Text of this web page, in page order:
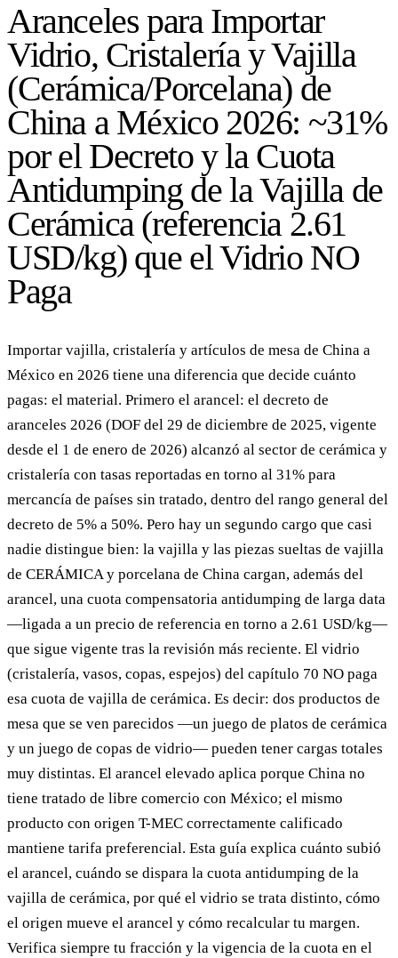
Aranceles para Importar
Vidrio, Cristalería y Vajilla
(Cerámica/Porcelana) de
China a México 2026: ~31%
por el Decreto y la Cuota
Antidumping de la Vajilla de
Cerámica (referencia 2.61
USD/kg) que el Vidrio NO
Paga
Importar vajilla, cristalería y artículos de mesa de China a
México en 2026 tiene una diferencia que decide cuánto
pagas: el material. Primero el arancel: el decreto de
aranceles 2026 (DOF del 29 de diciembre de 2025, vigente
desde el 1 de enero de 2026) alcanzó al sector de cerámica y
cristalería con tasas reportadas en torno al 31% para
mercancía de países sin tratado, dentro del rango general del
decreto de 5% a 50%. Pero hay un segundo cargo que casi
nadie distingue bien: la vajilla y las piezas sueltas de vajilla
de CERÁMICA y porcelana de China cargan, además del
arancel, una cuota compensatoria antidumping de larga data
—ligada a un precio de referencia en torno a 2.61 USD/kg—
que sigue vigente tras la revisión más reciente. El vidrio
(cristalería, vasos, copas, espejos) del capítulo 70 NO paga
esa cuota de vajilla de cerámica. Es decir: dos productos de
mesa que se ven parecidos —un juego de platos de cerámica
y un juego de copas de vidrio— pueden tener cargas totales
muy distintas. El arancel elevado aplica porque China no
tiene tratado de libre comercio con México; el mismo
producto con origen T-MEC correctamente calificado
mantiene tarifa preferencial. Esta guía explica cuánto subió
el arancel, cuándo se dispara la cuota antidumping de la
vajilla de cerámica, por qué el vidrio se trata distinto, cómo
el origen mueve el arancel y cómo recalcular tu margen.
Verifica siempre tu fracción y la vigencia de la cuota en el